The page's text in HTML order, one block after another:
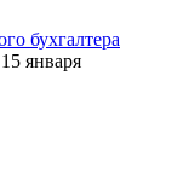
бухгалтера
15 января